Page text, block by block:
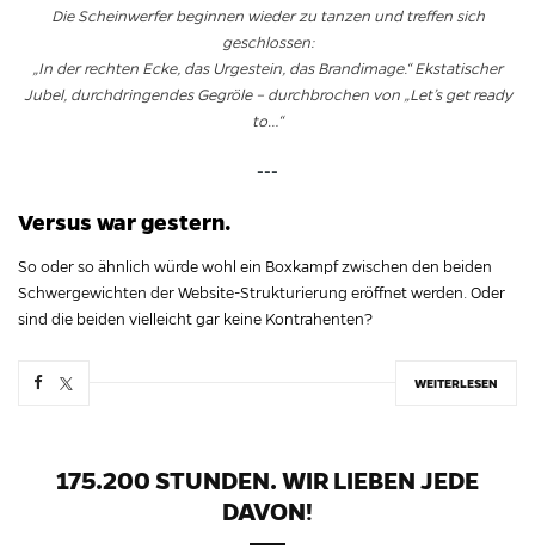
Die Scheinwerfer beginnen wieder zu tanzen und treffen sich
geschlossen:
„In der rechten Ecke, das Urgestein, das Brandimage.“ Ekstatischer
Jubel, durchdringendes Gegröle – durchbrochen von „Let’s get ready
to…“
---
Versus war gestern.
So oder so ähnlich würde wohl ein Boxkampf zwischen den beiden
Schwergewichten der Website-Strukturierung eröffnet werden. Oder
sind die beiden vielleicht gar keine Kontrahenten?
WEITERLESEN
175.200 STUNDEN. WIR LIEBEN JEDE
DAVON!